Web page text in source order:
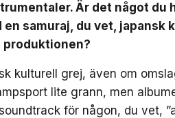
Är det något du
samuraj, du vet, japansk
produktionen?
kulturell grej, även om
lite grann, men
för någon, du vet,